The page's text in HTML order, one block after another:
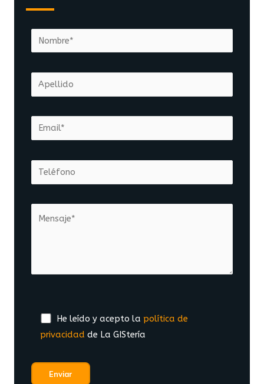
He leído y acepto la política de
privacidad de La GIStería